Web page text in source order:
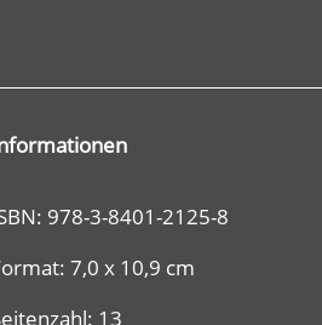
978-3-8401-2125-8
7,0 x 10,9 cm
13